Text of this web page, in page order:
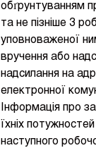
обґрунтуванням
та не пізніше 3
уповноваженої
вручення або
надсилання на
електронної
Інформація про
їхніх
наступного